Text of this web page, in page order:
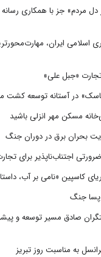
مردم» جز با همکاری رسانه
اسلامی ایران،
تجارت «جبل علی»
در آستانه توسعه کشت
مسکن مهر انزلی باشید
بحران برق در دوران جنگ
اجتناب‌ناپذیر برای
کاسپین «نامی بر آب،
پسا جنگ
صادق مسیر توسعه و
به مناسبت روز تبریز